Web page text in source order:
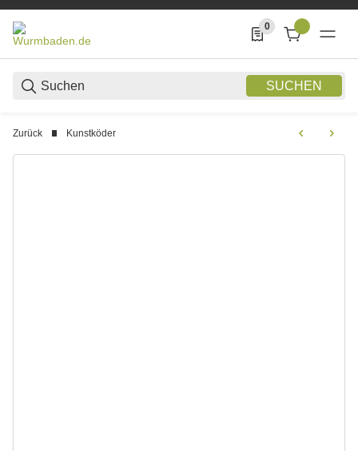
SUCHEN
0
0 Produkte in der
Zurück Kunstköder